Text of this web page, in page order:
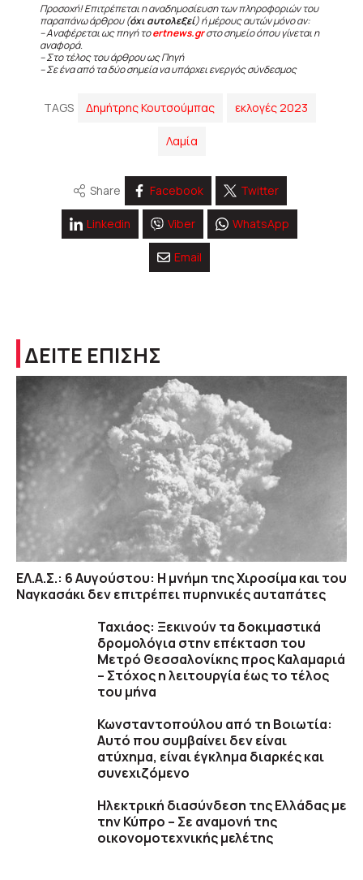
Προσοχή! Επιτρέπεται η αναδημοσίευση των πληροφοριών του
παραπάνω άρθρου (όχι αυτολεξεί) ή μέρους αυτών μόνο αν:
– Αναφέρεται ως πηγή τοertnews.grστο σημείο όπου γίνεται η
αναφορά.
– Στο τέλος του άρθρου ως Πηγή
– Σε ένα από τα δύο σημεία να υπάρχει ενεργός σύνδεσμος
TAGS Δημήτρης Κουτσούμπας εκλογές 2023
Λαμία
Share Facebook Twitter
Linkedin Viber WhatsApp
Email
ΔΕΙΤΕ ΕΠΙΣΗΣ
ΕΛ.Α.Σ.: 6 Αυγούστου: Η μνήμη της Χιροσίμα και του
Ναγκασάκι δεν επιτρέπει πυρηνικές αυταπάτες
Ταχιάος: Ξεκινούν τα δοκιμαστικά
δρομολόγια στην επέκταση του
Μετρό Θεσσαλονίκης προς Καλαμαριά
– Στόχος η λειτουργία έως το τέλος
του μήνα
Κωνσταντοπούλου από τη Βοιωτία:
Αυτό που συμβαίνει δεν είναι
ατύχημα, είναι έγκλημα διαρκές και
συνεχιζόμενο
Ηλεκτρική διασύνδεση της Ελλάδας με
την Κύπρο – Σε αναμονή της
οικονομοτεχνικής μελέτης